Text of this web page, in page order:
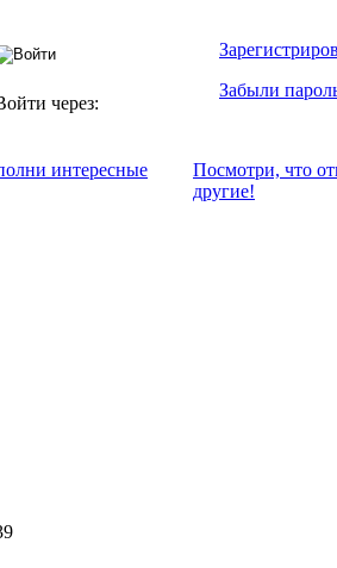
через:
Забыли
интересные
Посмотри, что
другие!